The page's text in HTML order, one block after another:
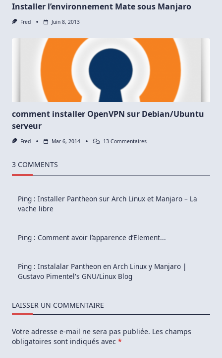
Installer l’environnement Mate sous Manjaro
Fred Juin 8, 2013
comment installer OpenVPN sur Debian/Ubuntu
serveur
Fred Mar 6, 2014 13 CommentairesSur
Debian/Ubuntu
3 COMMENTS
Ping : Installer Pantheon sur Arch Linux et Manjaro – La
vache libre
Ping : Comment avoir l’apparence d’Element...
Ping : Instalalar Pantheon en Arch Linux y Manjaro |
Gustavo Pimentel's GNU/Linux Blog
LAISSER UN COMMENTAIRE
Votre adresse e-mail ne sera pas publiée. Les champs
obligatoires sont indiqués avec *